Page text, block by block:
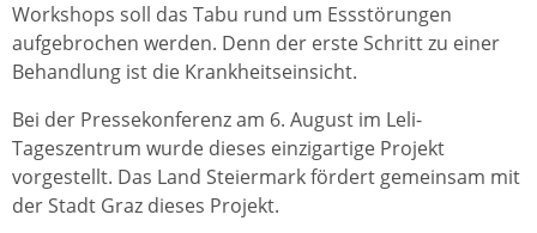
Workshops soll das Tabu rund um Essstörungen
aufgebrochen werden. Denn der erste Schritt zu einer
Behandlung ist die Krankheitseinsicht.
Bei der Pressekonferenz am 6. August im Leli-
Tageszentrum wurde dieses einzigartige Projekt
vorgestellt. Das Land Steiermark fördert gemeinsam mit
der Stadt Graz dieses Projekt.